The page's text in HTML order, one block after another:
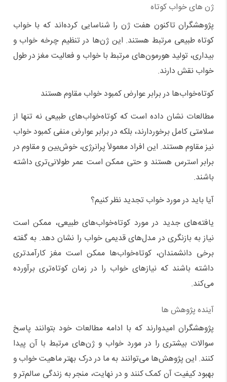
ژن‌ های خواب کوتاه
پژوهشگران تاکنون هفت ژن را شناسایی کرده‌اند که با خواب
کوتاه طبیعی مرتبط هستند. این ژن‌ها در تنظیم چرخه خواب و
بیداری، تولید هورمون‌های مرتبط با خواب و فعالیت مغز در طول
خواب نقش دارند.
کوتاه‌خواب‌ها در برابر عوارض کمبود خواب مقاوم هستند
مطالعات نشان داده است که کوتاه‌خواب‌های طبیعی نه تنها از
سلامتی کامل برخوردارند، بلکه در برابر عوارض منفی کمبود خواب
نیز مقاوم هستند. این افراد معمولاً پرانرژی، خوش‌بین و مقاوم در
برابر استرس هستند و حتی ممکن است عمر طولانی‌تری داشته
باشند.
آیا باید در مورد خواب تجدید نظر کنیم؟
یافته‌های جدید در مورد کوتاه‌خواب‌های طبیعی، ممکن است
نیاز به بازنگری در مدل‌های قدیمی خواب را نشان دهد. به گفته
برخی دانشمندان، کوتاه‌خواب‌ها ممکن است مغز کارآمدتری
داشته باشند که نیازهای خواب را در زمان کوتاه‌تری برآورده
می‌کند.
آینده پژوهش‌ ها
پژوهشگران امیدوارند که با ادامه مطالعات خود بتوانند پاسخ
سوالات بیشتری را در مورد خواب و ژن‌های مرتبط با آن پیدا
کنند. این پژوهش‌ها می‌توانند به ما در درک بهتر ماهیت خواب و
بهبود کیفیت آن کمک کنند و در نهایت، منجر به زندگی سالم‌تر و